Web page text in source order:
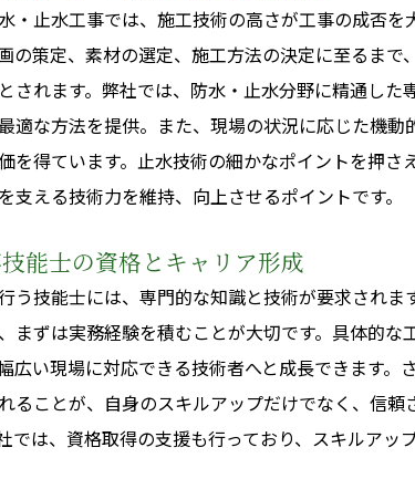
・止水工事では、施工技術の高さが工事の成否を
の策定、素材の選定、施工方法の決定に至るまで
されます。弊社では、防水・止水分野に精通した
適な方法を提供。また、現場の状況に応じた機
を得ています。止水技術の細かなポイントを押さ
支える技術力を維持、向上させるポイントです。
能士の資格とキャリア形成
う技能士には、専門的な知識と技術が要求されま
まずは実務経験を積むことが大切です。具体的
広い現場に対応できる技術者へと成長できます。
ることが、自身のスキルアップだけでなく、信
では、資格取得の支援も行っており、スキルアッ